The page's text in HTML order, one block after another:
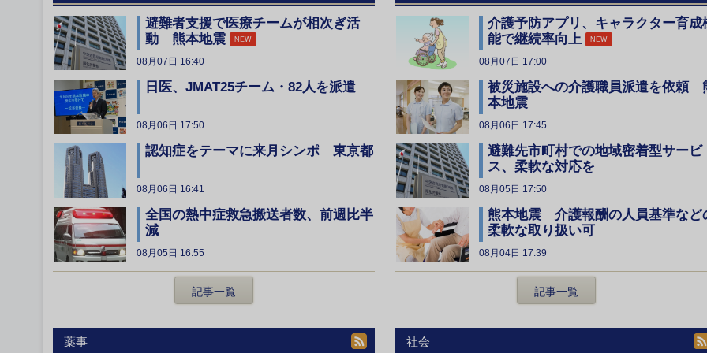
避難者支援で医療チームが相次ぎ活
動 熊本地震
NEW
08月07日 16:40
日医、JMAT25チーム・82人を派遣
08月06日 17:50
認知症をテーマに来月シンポ 東京都
08月06日 16:41
全国の熱中症救急搬送者数、前週比半
減
08月05日 16:55
記事一覧
介護予防アプリ、キャラクター育成
能で継続率向上
NEW
08月07日 17:00
被災施設への介護職員派遣を依頼
本地震
08月06日 17:45
避難先市町村での地域密着型サービ
ス、柔軟な対応を
08月05日 17:50
熊本地震 介護報酬の人員基準など
柔軟な取り扱い可
08月04日 17:39
記事一覧
薬事 社会